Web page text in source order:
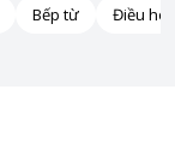
Bếp từ Điều